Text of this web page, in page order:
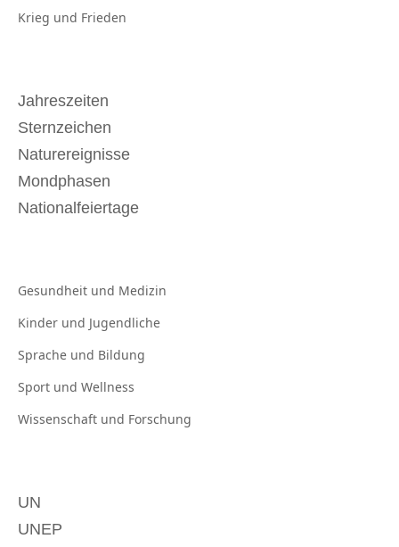
Krieg und Frieden
Jahreszeiten
Sternzeichen
Naturereignisse
Mondphasen
Nationalfeiertage
Gesundheit und Medizin
Kinder und Jugendliche
Sprache und Bildung
Sport und Wellness
Wissenschaft und Forschung
UN
UNEP